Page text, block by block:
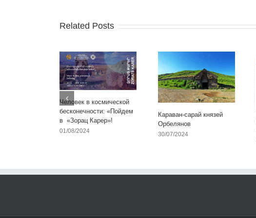
Related Posts
Человек в космической
бесконечности: «Пойдем
в «Зорац Карер»!
01/08/2024
Караван-сарай князей
Орбелянов
30/07/2024